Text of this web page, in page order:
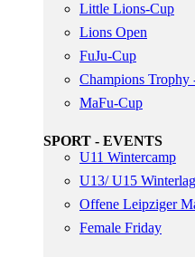
Little Lions-Cup
Lions Open
FuJu-Cup
Champions Trophy
MaFu-Cup
SPORT - EVENTS
U11 Wintercamp
U13/ U15
Offene Leipziger
Female Friday